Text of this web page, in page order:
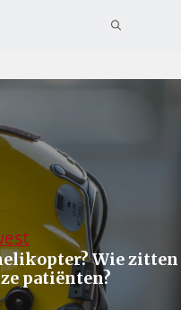
Wie zitten
patiënten?